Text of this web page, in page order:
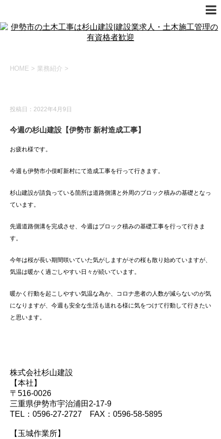
HOME > 業務紹介 >
投稿日：2022年4月9日
今週の杉山建設【伊勢市 新村造成工事】
お疲れ様です。
今週も伊勢市小俣町新村にて造成工事を行って行きます。
杉山建設が請負っている箇所は道路側溝と外周のブロック積みの基礎となっ
ています。
先週道路側溝を完成させ、今週はブロック積みの基礎工事を行って行きま
す。
今年は桜が長い期間咲いていた気がしますがその桜も散り始めていますが、
気温は暖かく過ごしやすい日々が続いています。
暖かく行動を起こしやすい気温な為か、コロナ患者の人数が減らないのが気
になりますが、今週も安全な生活も送れる様に気をつけて行動して行きたい
と思います。
株式会社杉山建設
【本社】
〒516-0026
三重県伊勢市宇治浦田2-17-9
TEL：0596-27-2727 FAX：0596-58-5895
【玉城作業所】